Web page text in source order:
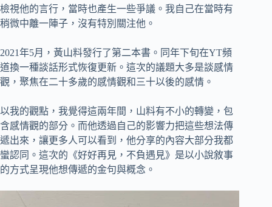
檢視他的言行，當時也產生一些爭議。我自己在當時有
稍微中離一陣子，沒有特別關注他。
2021年5月，黃山料發行了第二本書。同年下旬在YT頻
道換一種談話形式恢復更新。這次的議題大多是談感情
觀，聚焦在二十多歲的感情觀和三十以後的感情。
以我的觀點，我覺得這兩年間，山料有不小的轉變，包
含感情觀的部分。而他透過自己的影響力把這些想法傳
遞出來，讓更多人可以看到，他分享的內容大部分我都
蠻認同。這次的《好好再見，不負遇見》是以小說敘事
的方式呈現他想傳遞的金句與概念。